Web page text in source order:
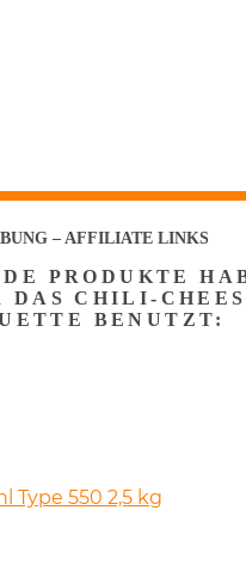
– AFFILIATE LINKS
PRODUKTE
DAS CHILI-
BENUTZT:
Type 550 2,5 kg